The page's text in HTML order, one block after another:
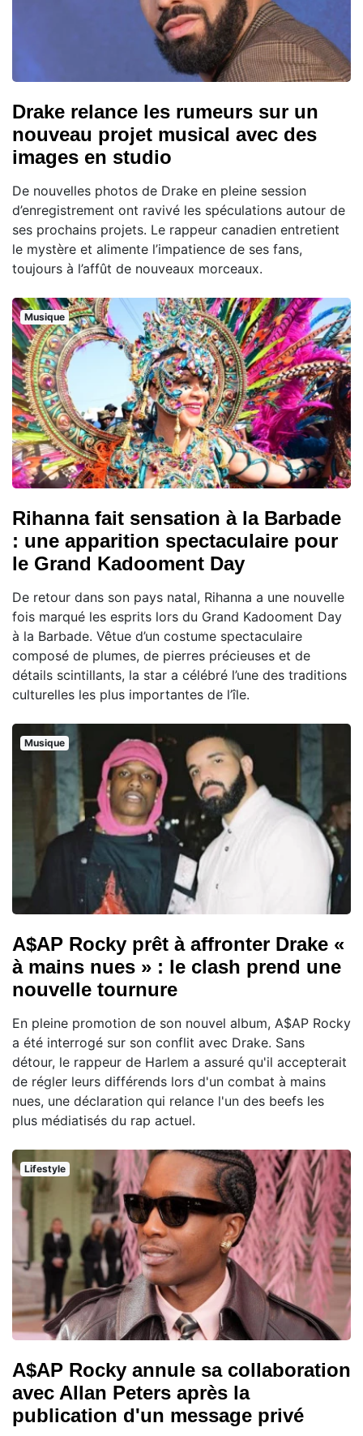
Drake relance les rumeurs sur un
nouveau projet musical avec des
images en studio
De nouvelles photos de Drake en pleine session
d’enregistrement ont ravivé les spéculations autour de
ses prochains projets. Le rappeur canadien entretient
le mystère et alimente l’impatience de ses fans,
toujours à l’affût de nouveaux morceaux.
Musique
Rihanna fait sensation à la Barbade
: une apparition spectaculaire pour
le Grand Kadooment Day
De retour dans son pays natal, Rihanna a une nouvelle
fois marqué les esprits lors du Grand Kadooment Day
à la Barbade. Vêtue d’un costume spectaculaire
composé de plumes, de pierres précieuses et de
détails scintillants, la star a célébré l’une des traditions
culturelles les plus importantes de l’île.
Musique
A$AP Rocky prêt à affronter Drake «
à mains nues » : le clash prend une
nouvelle tournure
En pleine promotion de son nouvel album, A$AP Rocky
a été interrogé sur son conflit avec Drake. Sans
détour, le rappeur de Harlem a assuré qu'il accepterait
de régler leurs différends lors d'un combat à mains
nues, une déclaration qui relance l'un des beefs les
plus médiatisés du rap actuel.
Lifestyle
A$AP Rocky annule sa collaboration
avec Allan Peters après la
publication d'un message privé